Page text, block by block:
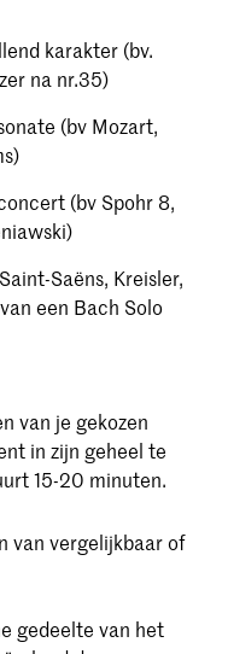
karakter (bv.
na nr.35)
(bv Mozart,
(bv Spohr 8,
Saëns, Kreisler,
een Bach Solo
van je gekozen
in zijn geheel te
15-20 minuten.
van vergelijkbaar of
gedeelte van het